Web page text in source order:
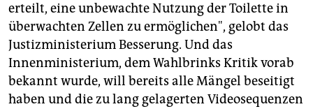
erteilt, eine unbewachte Nutzung der Toilette in
überwachten Zellen zu ermöglichen", gelobt das
Justizministerium Besserung. Und das
Innenministerium, dem Wahlbrinks Kritik vorab
bekannt wurde, will bereits alle Mängel beseitigt
haben und die zu lang gelagerten Videosequenzen